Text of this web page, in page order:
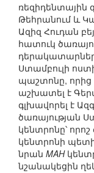
ռեզիդենտային
Թեհրանում և
Ազիզ Հուդան
հատուկ
Ստամբուլի
պաշտոնը,
աշխատել է
գլխավորել է
ծառայության
կենտրոնը՝
կենտրոնի
նրան MAH
նշանակեցին